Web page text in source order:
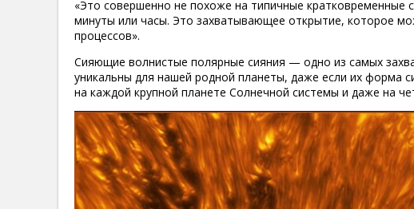
«Это совершенно не похоже на типичные кратковременные
минуты или часы. Это захватывающее открытие, которое
процессов».
Сияющие волнистые полярные сияния — одно из самых
уникальны для нашей родной планеты, даже если их форма
на каждой крупной планете Солнечной системы и даже на